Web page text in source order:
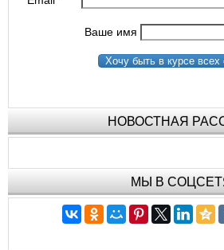
Ваше имя
Хочу быть в курсе всех
НОВОСТНАЯ
МЫ В